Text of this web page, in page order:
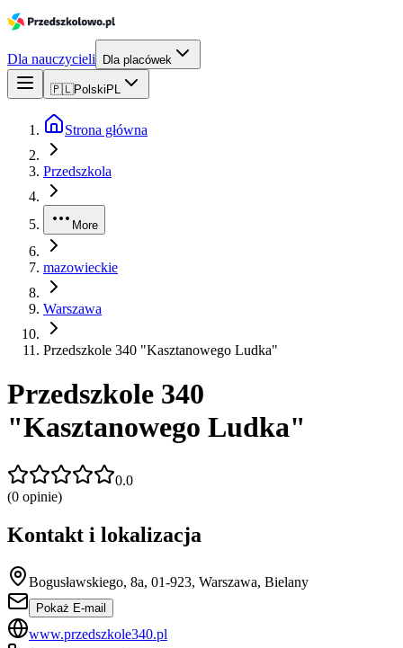
Dla nauczycieli Dla placówek
🇵🇱Polski PL
Strona główna
Przedszkola
More
mazowieckie
Warszawa
Przedszkole 340 "Kasztanowego Ludka"
Przedszkole 340
"Kasztanowego Ludka"
0.0
(0 opinie)
Kontakt i lokalizacja
Bogusławskiego, 8a, 01-923, Warszawa, Bielany
Pokaż E-mail
www.przedszkole340.pl